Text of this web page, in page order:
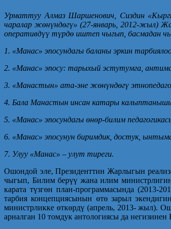
Урматтуу Алмаз Шаршенович, Сиздин
чаралар жөнүндөгү» (27-январь, 2012-жыл)
оперативдүү түрдө иштеп чыгып, басмадан
1. «Манас» эпосундагы баланы эркин
2. «Манас» эпосу: тарыхый эстутумга,
3. «Манастын» ата-эне жөнүндөгү
4. Бала Манастын инсан катары
5. «Манас» эпосундагы өнөр-билим
6. «Манас» эпосунун биримдик, достук,
7. Улуу «Манас» – улут тиреги.
Ошондой эле, Президенттин Жарлыгын
чыгып, Билим берүү жана илим
карата түзгөн план-программасында (2013-
тарбия концепциясынын өтө зарыл
министрликке өткөрдү (апрель, 2013- жыл).
арналган 10 томдук антологиясы да